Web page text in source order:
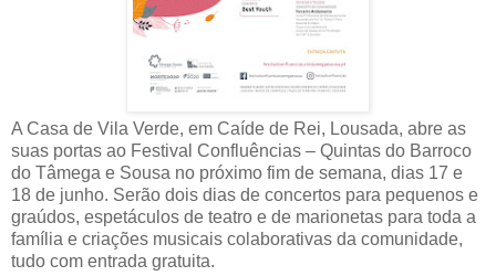
A Casa de Vila Verde, em Caíde de Rei, Lousada, abre as
suas portas ao Festival Confluências – Quintas do Barroco
do Tâmega e Sousa no próximo fim de semana, dias 17 e
18 de junho. Serão dois dias de concertos para pequenos e
graúdos, espetáculos de teatro e de marionetas para toda a
família e criações musicais colaborativas da comunidade,
tudo com entrada gratuita.